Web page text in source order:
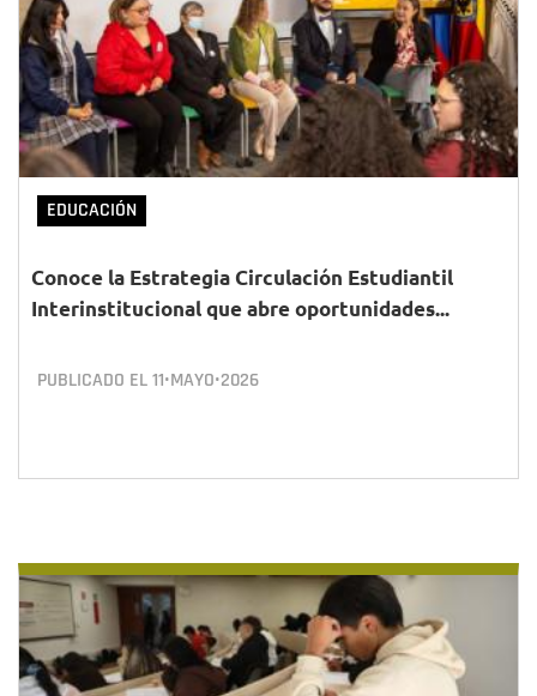
EDUCACIÓN
Conoce la Estrategia Circulación Estudiantil
Interinstitucional que abre oportunidades...
PUBLICADO EL11•MAYO•2026